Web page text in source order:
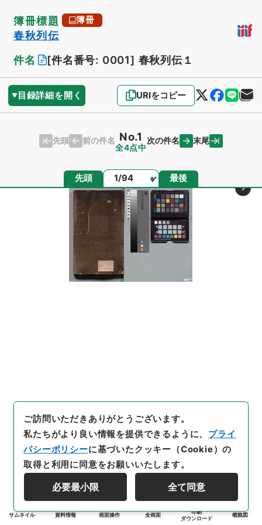
簿冊標題 簿冊
春秋列伝
件名
[件名番号: 0001] 春秋列伝１
目録詳細を開く URIをコピー
先頭 前の件名 No.1
全4点中
次の件名 末尾
先頭 ページ 最後
サムネイル 資料情報 画面操作 全画面
印刷
ダウンロード
概観図
ご訪問いただきありがとうございます。
私たちがより良い情報を提供できるように、 プライ
バシーポリシーに基づいたクッキー（Cookie）の
取得と利用に同意をお願いいたします。
必要最小限 全て同意